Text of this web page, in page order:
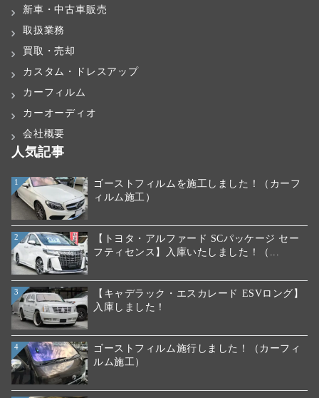
新車・中古車販売
取扱業務
買取・売却
カスタム・ドレスアップ
カーフィルム
カーオーディオ
会社概要
人気記事
1
ゴーストフィルムを施工しました！（カーフ
ィルム施工）
2
【トヨタ・アルファード SCパッケージ セー
フティセンス】入庫いたしました！（...
3
【キャデラック・エスカレード ESVロング】
入庫しました！
4
ゴーストフィルム施行しました！（カーフィ
ルム施工）